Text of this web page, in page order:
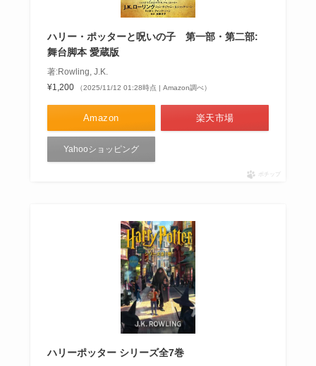
ハリー・ポッターと呪いの子 第一部・第二部:
舞台脚本 愛蔵版
著:Rowling, J.K.
¥1,200
（2025/11/12 01:28時点 | Amazon調べ）
Amazon 楽天市場
Yahooショッピング
ポチップ
ハリーポッター シリーズ全7巻